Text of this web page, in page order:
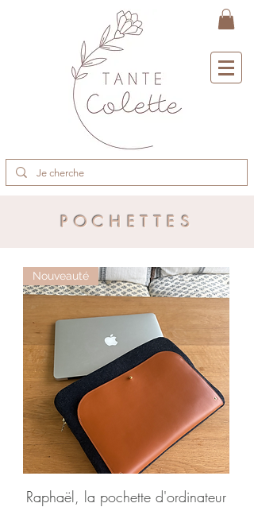
POCHETTES
Nouveauté
Raphaël, la pochette d'ordinateur